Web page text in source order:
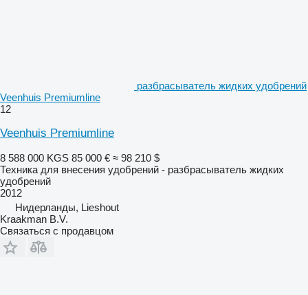
разбрасыватель жидких удобрений
Veenhuis Premiumline
12
Veenhuis Premiumline
8 588 000 KGS 85 000 € ≈ 98 210 $
Техника для внесения удобрений - разбрасыватель жидких
удобрений
2012
Нидерланды, Lieshout
Kraakman B.V.
Связаться с продавцом